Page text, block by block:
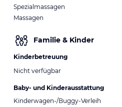
Spezialmassagen
Massagen
Familie & Kinder
Kinderbetreuung
Nicht verfügbar
Baby- und Kinderausstattung
Kinderwagen-/Buggy-Verleih